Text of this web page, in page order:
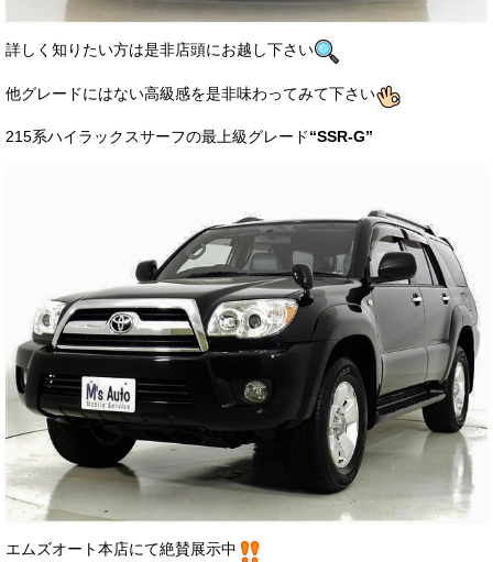
詳しく知りたい方は是非店頭にお越し下さい
他グレードにはない高級感を是非味わってみて下さい
215系ハイラックスサーフの最上級グレード“SSR-G”
エムズオート本店にて絶賛展示中